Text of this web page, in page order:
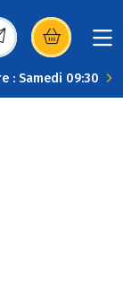
dans une
: Samedi 09:30